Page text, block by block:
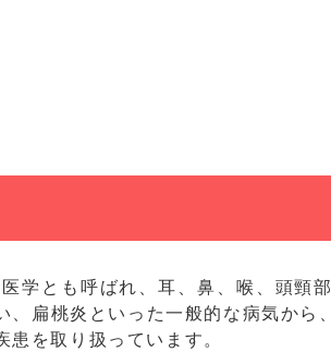
とも呼ばれ、耳、鼻、喉、頭頸
扁桃炎といった一般的な病気から
を取り扱っています。